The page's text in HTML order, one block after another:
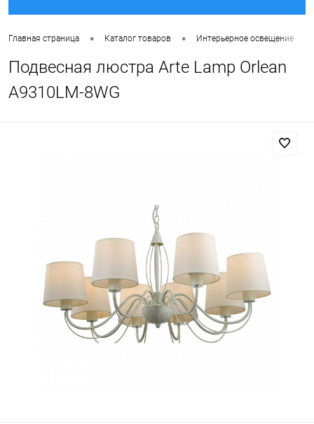
Главная страница • Каталог товаров • Интерьерное освещение
Подвесная люстра Arte Lamp Orlean
A9310LM-8WG